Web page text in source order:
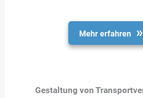
Mehr erfahren
Gestaltung von